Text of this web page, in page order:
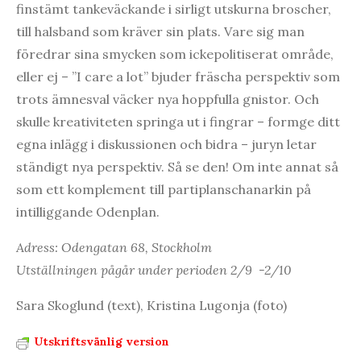
finstämt tankeväckande i sirligt utskurna broscher,
till halsband som kräver sin plats. Vare sig man
föredrar sina smycken som ickepolitiserat område,
eller ej – ”I care a lot” bjuder fräscha perspektiv som
trots ämnesval väcker nya hoppfulla gnistor. Och
skulle kreativiteten springa ut i fingrar – formge ditt
egna inlägg i diskussionen och bidra – juryn letar
ständigt nya perspektiv. Så se den! Om inte annat så
som ett komplement till partiplanschanarkin på
intilliggande Odenplan.
Adress: Odengatan 68, Stockholm
Utställningen pågår under perioden 2/9 -2/10
Sara Skoglund (text), Kristina Lugonja (foto)
Utskriftsvänlig version